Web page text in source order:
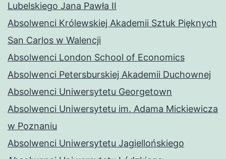
Lubelskiego Jana Pawła II
Absolwenci Królewskiej Akademii Sztuk Pięknych
San Carlos w Walencji
Absolwenci London School of Economics
Absolwenci Petersburskiej Akademii Duchownej
Absolwenci Uniwersytetu Georgetown
Absolwenci Uniwersytetu im. Adama Mickiewicza
w Poznaniu
Absolwenci Uniwersytetu Jagiellońskiego